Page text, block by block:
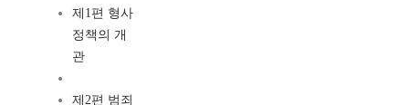
제1편 형사
정책의 개
관
제2편 범죄